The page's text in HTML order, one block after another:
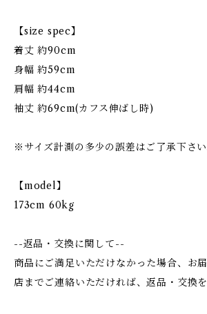
【size spec】
着丈 約90cm
身幅 約59cm
肩幅 約44cm
袖丈 約69cm(カフス伸ばし時)
※サイズ計測の多少の誤差はご了承下さい
【model】
173cm 60kg
--返品・交換に関して--
商品にご満足いただけなかった場合、お
店までご連絡いただければ、返品・交換を